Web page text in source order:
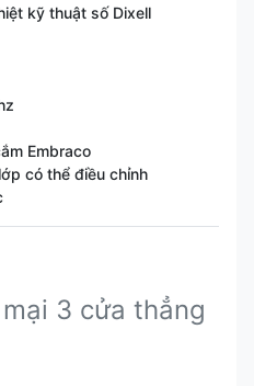
kỹ thuật số Dixell
Embraco
có thể điều chỉnh
3 cửa thẳng